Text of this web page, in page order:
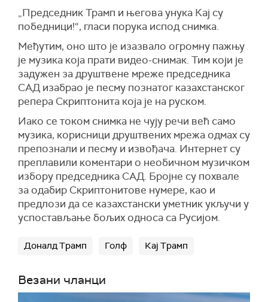
„Председник Трамп и његова унука Кај су
победници!“, гласи порука испод снимка.
Међутим, оно што је изазвало огромну пажњу
је музика која прати видео-снимак. Тим који је
задужен за друштвене мреже председника
САД изабрао је песму познатог казахстанског
репера Скриптонита која је на руском.
Иако се током снимка не чују речи већ само
музика, корисници друштвених мрежа одмах су
препознали и песму и извођача. Интернет су
преплавили коментари о необичном музичком
избору председника САД. Бројне су похвале
за одабир Скриптонитове нумере, као и
предлози да се казахстански уметник укључи у
успостављање бољих односа са Русијом.
Доналд Трамп Голф Кај Трамп
Везани чланци